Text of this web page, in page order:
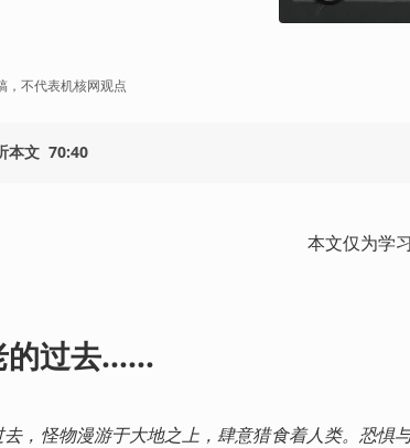
，不代表机核网观点
本文 70:40
本文仅为学
的过去……
，怪物漫游于大地之上，肆意猎食着人类。恐惧